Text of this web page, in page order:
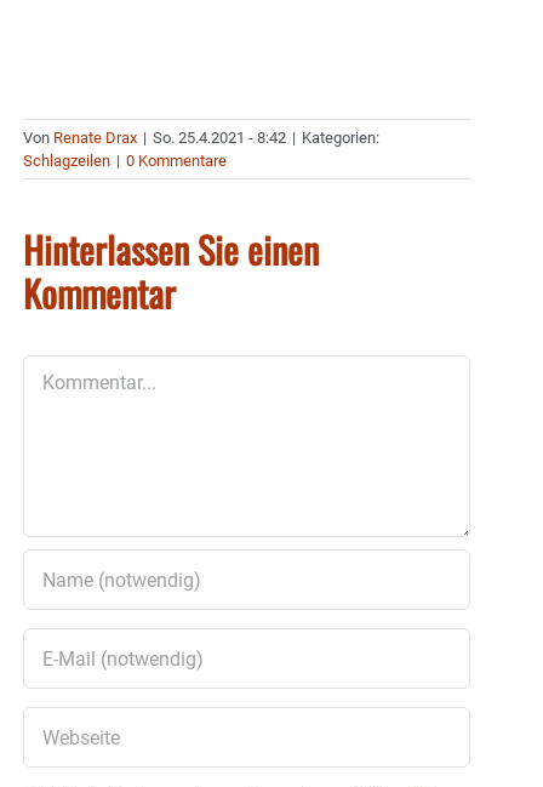
Von Renate Drax | So. 25.4.2021 - 8:42 | Kategorien:
Schlagzeilen | 0 Kommentare
Hinterlassen Sie einen
Kommentar